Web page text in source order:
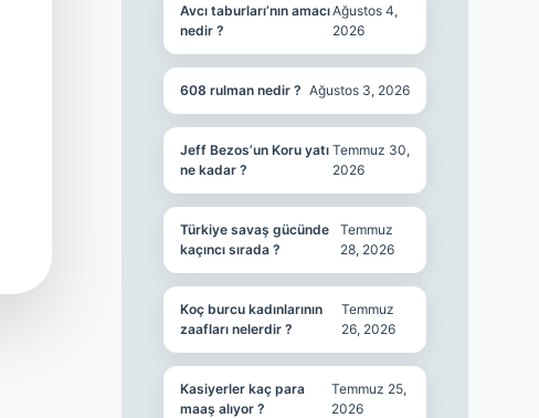
Avcı taburları’nın amacı
nedir ?
Ağustos 4,
2026
608 rulman nedir ? Ağustos 3, 2026
Jeff Bezos’un Koru yatı
ne kadar ?
Temmuz 30,
2026
Türkiye savaş gücünde
kaçıncı sırada ?
Temmuz
28, 2026
Koç burcu kadınlarının
zaafları nelerdir ?
Temmuz
26, 2026
Kasiyerler kaç para
maaş alıyor ?
Temmuz 25,
2026